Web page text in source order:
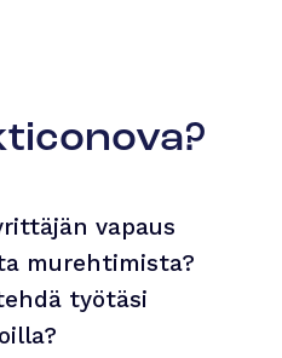
vapaus
murehtimista?
työtäsi